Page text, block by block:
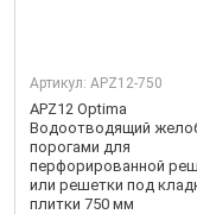
Артикул: APZ12-750
APZ12 Optima
Водоотводящий
порогами для
перфорированной
или решетки под
плитки 750 мм